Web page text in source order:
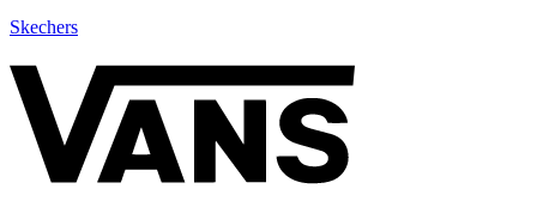
Skechers